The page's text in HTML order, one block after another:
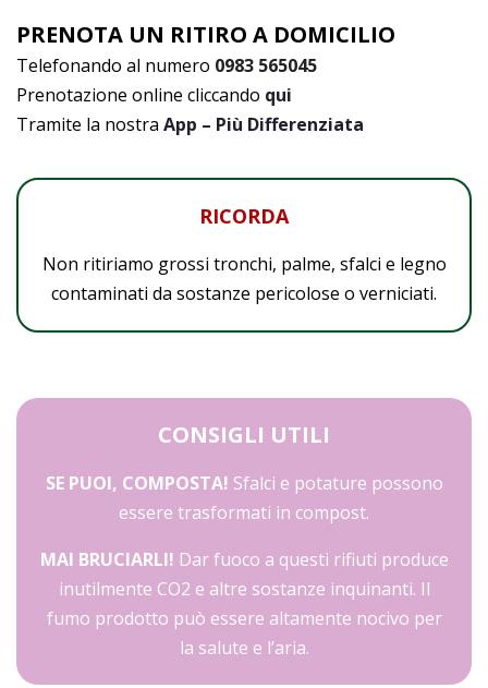
PRENOTA UN RITIRO A DOMICILIO
Telefonando al numero 0983 565045
Prenotazione online cliccando qui
Tramite la nostra App – Più Differenziata
RICORDA
Non ritiriamo grossi tronchi, palme, sfalci e legno
contaminati da sostanze pericolose o verniciati.
CONSIGLI UTILI
SE PUOI, COMPOSTA! Sfalci e potature possono
essere trasformati in compost.
MAI BRUCIARLI! Dar fuoco a questi rifiuti produce
inutilmente CO2 e altre sostanze inquinanti. Il
fumo prodotto può essere altamente nocivo per
la salute e l’aria.